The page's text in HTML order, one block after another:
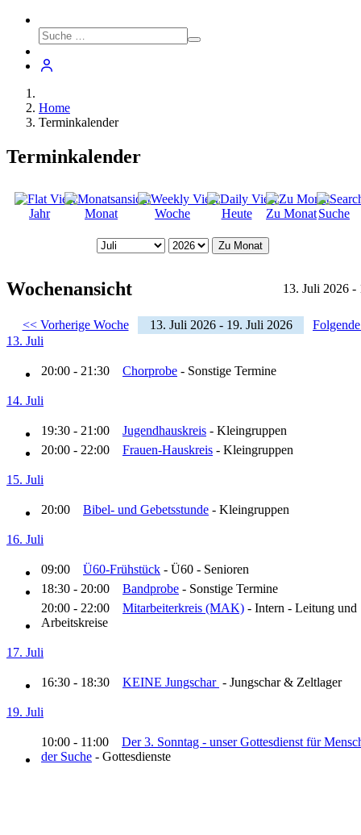
Home
Terminkalender
Terminkalender
Jahr Monat Woche Heute Zu MonatSuche
Zu Monat
Wochenansicht 13. Juli 2026 -
<< Vorherige Woche 13. Juli 2026 - 19. Juli 2026
13. Juli
20:00 - 21:30 Chorprobe - Sonstige Termine
14. Juli
19:30 - 21:00 Jugendhauskreis - Kleingruppen
20:00 - 22:00 Frauen-Hauskreis - Kleingruppen
15. Juli
20:00 Bibel- und Gebetsstunde - Kleingruppen
16. Juli
09:00 Ü60-Frühstück - Ü60 - Senioren
18:30 - 20:00 Bandprobe - Sonstige Termine
20:00 - 22:00 Mitarbeiterkreis (MAK) - Intern - Leitung und
Arbeitskreise
17. Juli
16:30 - 18:30 KEINE Jungschar - Jungschar & Zeltlager
19. Juli
10:00 - 11:00 Der 3. Sonntag - unser Gottesdienst für
der Suche - Gottesdienste